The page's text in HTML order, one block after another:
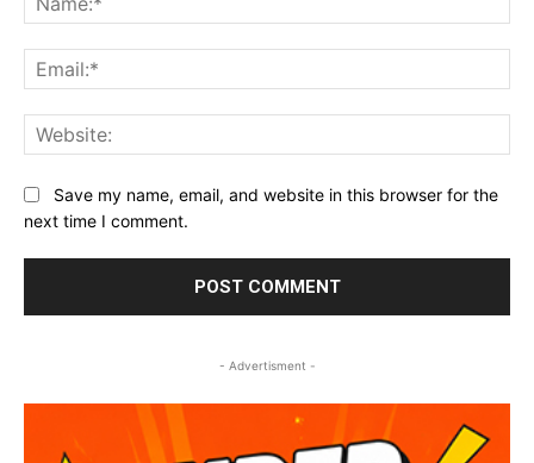
Save my name, email, and website in this browser for the
next time I comment.
- Advertisment -